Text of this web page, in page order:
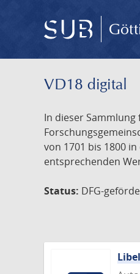
VD18 digital
In dieser
von 1701 bis 1800
entsprechenden
Status: DFG-